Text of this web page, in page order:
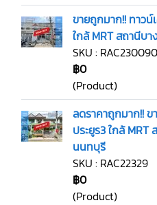
ขายถูกมาก!! ทาวน์
ใกล้ MRT สถานีบ
SKU : RAC230090
฿0
(Product)
ลดราคาถูกมาก!!
ประยูร​3​ ใกล้
นนทบุรี
SKU : RAC22329
฿0
(Product)